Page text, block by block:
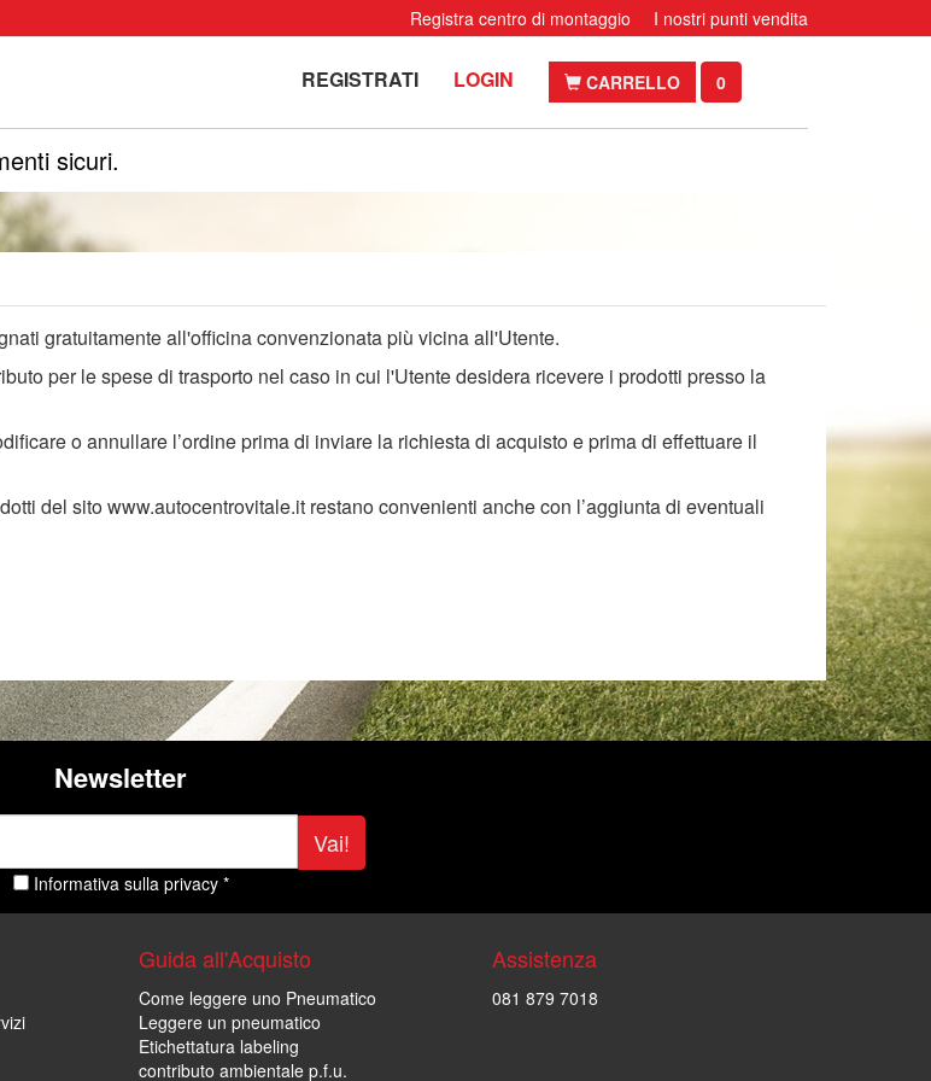
Registra centro di montaggio I nostri punti vendita
REGISTRATI LOGIN CARRELLO 0
sicuri.
gratuitamente all'officina convenzionata più vicina all'Utente.
per le spese di trasporto nel caso in cui l'Utente desidera ricevere i prodotti presso la
o annullare l’ordine prima di inviare la richiesta di acquisto e prima di effettuare il
del sito www.autocentrovitale.it restano convenienti anche con l’aggiunta di eventuali
Newsletter
Vai!
Informativa sulla privacy *
Guida all'Acquisto
Come leggere uno Pneumatico
Leggere un pneumatico
Etichettatura labeling
contributo ambientale p.f.u.
Assistenza
081 879 7018